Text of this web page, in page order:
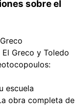
sobre el
Greco y Toledo
escuela
obra completa de